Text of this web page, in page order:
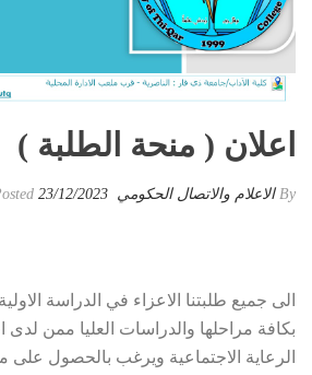
اعلان ( منحة الطلبة )
By الاعلام والاتصال الحكومي 23/12/2023
الى جميع طلبتنا الاعزاء في الدراسة
بكافة مراحلها والدراسات العليا ممن لدى
الرعاية الاجتماعية ويرغب بالحصول على